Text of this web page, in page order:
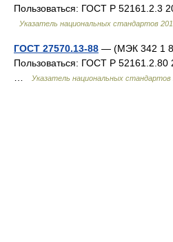
Пользоваться: ГОСТ Р 52161.2.3
Указатель национальных стандартов
ГОСТ 27570.13-88 — (МЭК 342 1
Пользоваться: ГОСТ Р
Указатель национальных стандартов